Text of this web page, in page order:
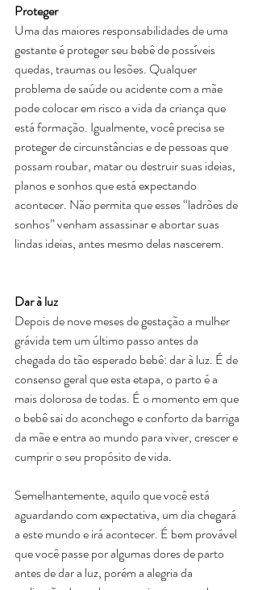
Proteger
Uma das maiores responsabilidades de uma
gestante é proteger seu bebê de possíveis
quedas, traumas ou lesões. Qualquer
problema de saúde ou acidente com a mãe
pode colocar em risco a vida da criança que
está formação. Igualmente, você precisa se
proteger de circunstâncias e de pessoas que
possam roubar, matar ou destruir suas ideias,
planos e sonhos que está expectando
acontecer. Não permita que esses “ladrões de
sonhos” venham assassinar e abortar suas
lindas ideias, antes mesmo delas nascerem.
Dar à luz
Depois de nove meses de gestação a mulher
grávida tem um último passo antes da
chegada do tão esperado bebê: dar à luz. É de
consenso geral que esta etapa, o parto é a
mais dolorosa de todas. É o momento em que
o bebê sai do aconchego e conforto da barriga
da mãe e entra ao mundo para viver, crescer e
cumprir o seu propósito de vida.
Semelhantemente, aquilo que você está
aguardando com expectativa, um dia chegará
a este mundo e irá acontecer. É bem provável
que você passe por algumas dores de parto
antes de dar a luz, porém a alegria da